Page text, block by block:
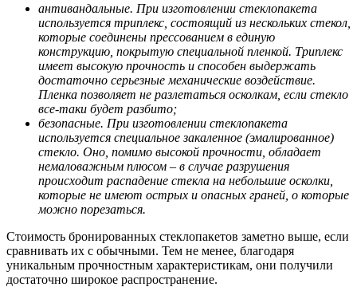
антивандальные. При изготовлении стеклопакета
используется триплекс, состоящий из нескольких стекол,
которые соединены прессованием в единую
конструкцию, покрытую специальной пленкой. Триплекс
имеет высокую прочность и способен выдержать
достаточно серьезные механические воздействие.
Пленка позволяет не разлетаться осколкам, если стекло
все-таки будет разбито;
безопасные. При изготовлении стеклопакета
используется специальное закаленное (эмалированное)
стекло. Оно, помимо высокой прочности, обладает
немаловажным плюсом – в случае разрушения
происходит распадение стекла на небольшие осколки,
которые не имеют острых и опасных граней, о которые
можно порезаться.
Стоимость бронированных стеклопакетов заметно выше, если
сравнивать их с обычными. Тем не менее, благодаря
уникальным прочностным характеристикам, они получили
достаточно широкое распространение.